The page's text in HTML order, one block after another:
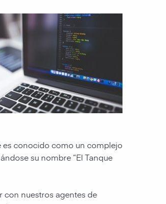
es conocido como un complejo
su nombre “El Tanque
con nuestros agentes de